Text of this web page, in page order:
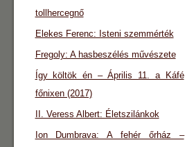
tollhercegnő
Elekes Ferenc: Isteni szemmérték
Fregoly: A hasbeszélés művészete
Így költök én – Április 11. a Káfé
főnixen (2017)
II. Veress Albert: Életszilánkok
Ion Dumbrava: A fehér őrház –